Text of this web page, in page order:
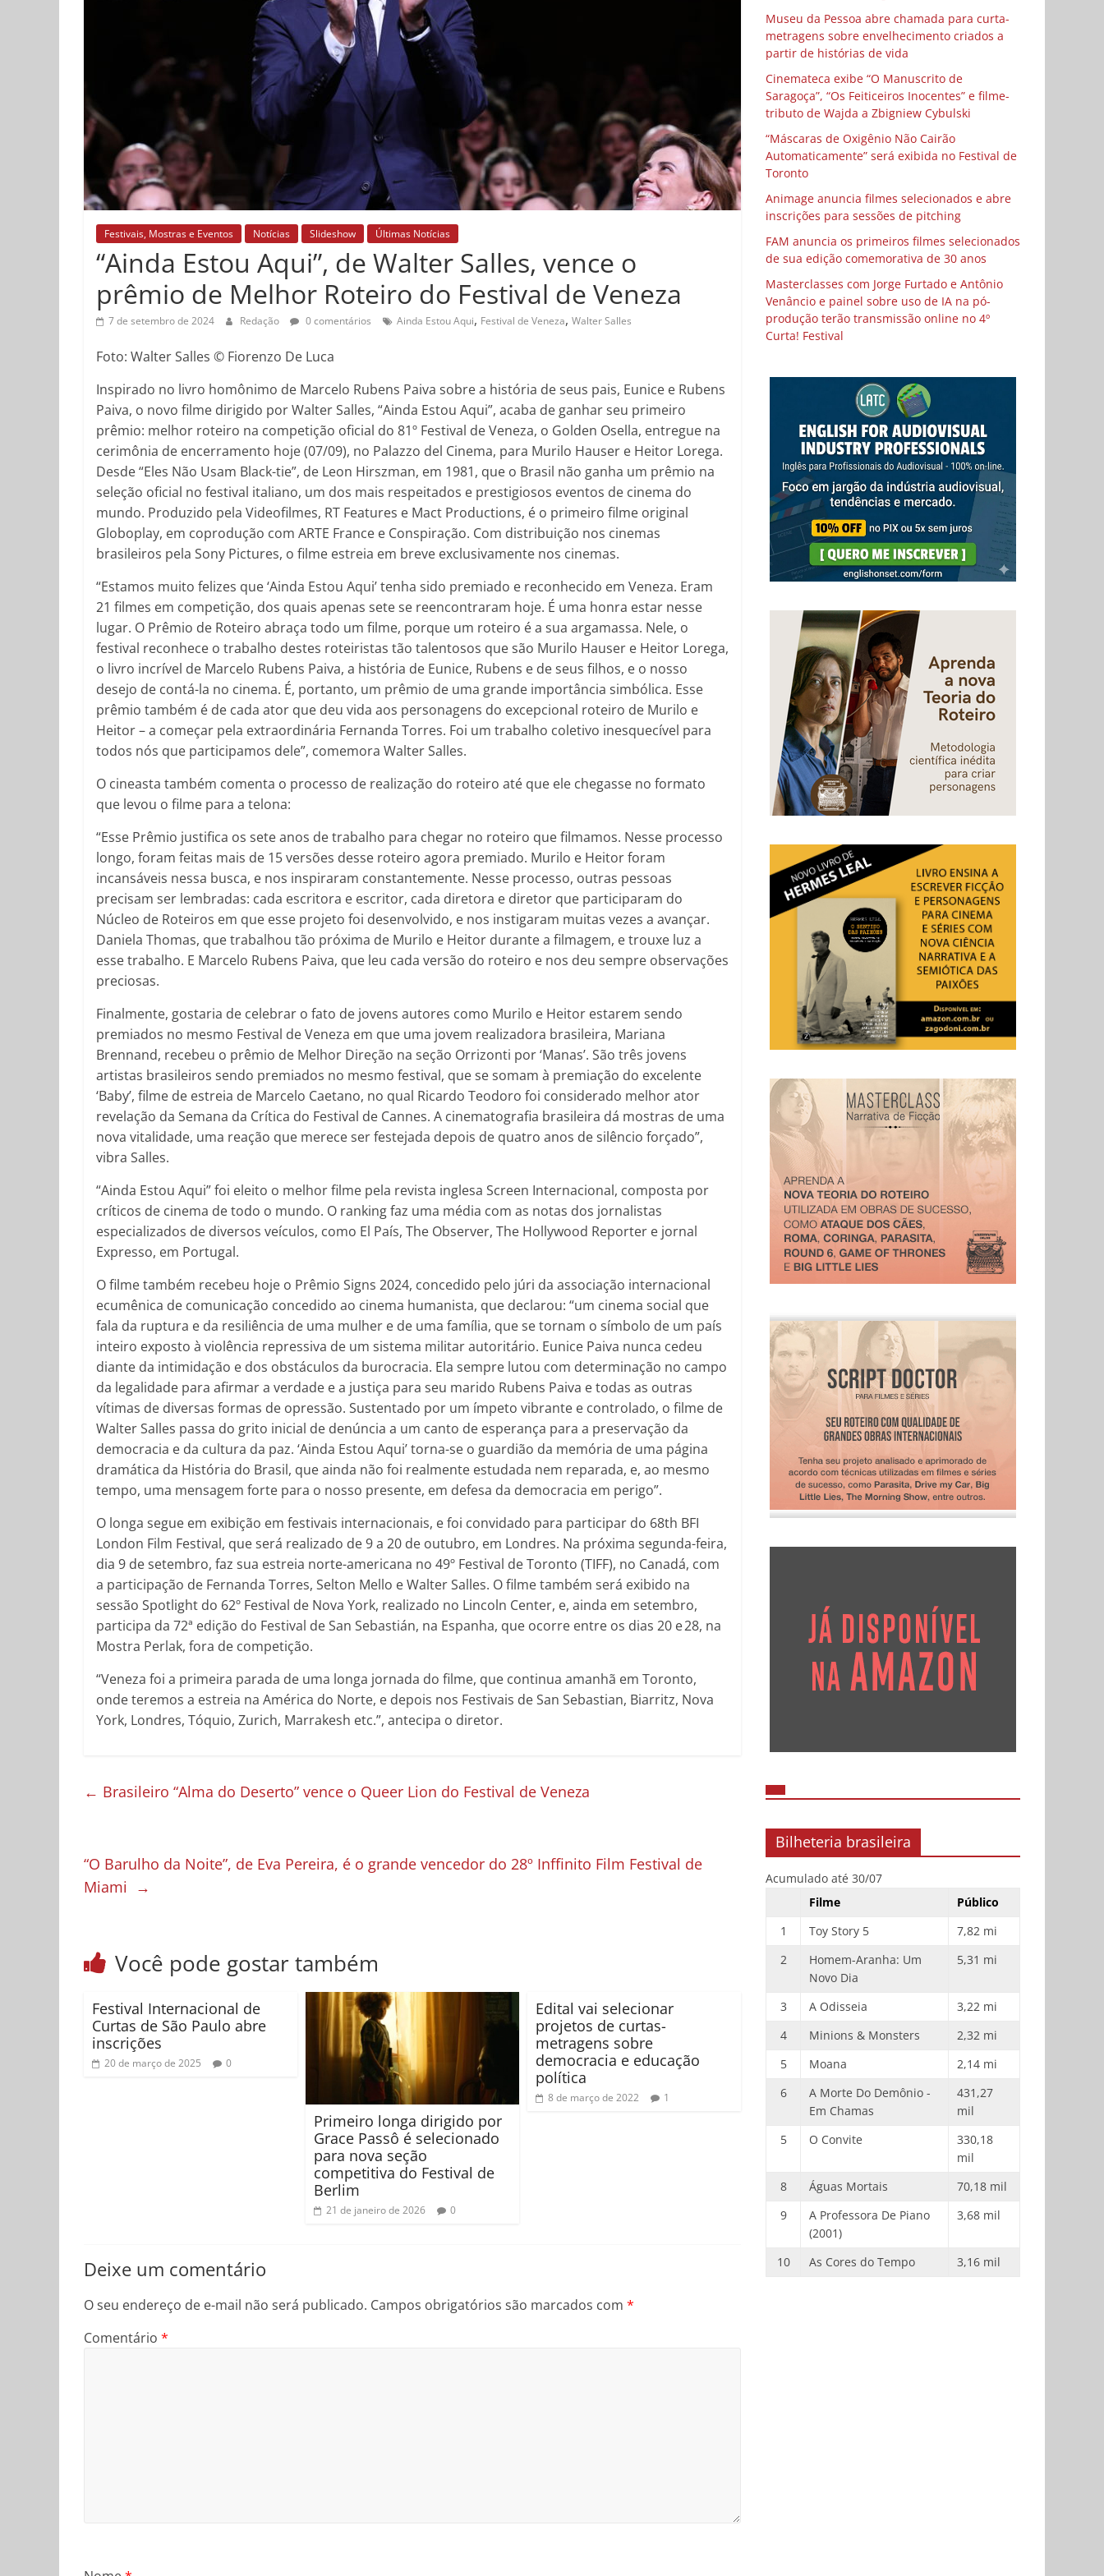
Festivais, Mostras e Eventos Notícias Slideshow Últimas Notícias
“Ainda Estou Aqui”, de Walter Salles, vence o
prêmio de Melhor Roteiro do Festival de Veneza
7 de setembro de 2024 Redação 0 comentários Ainda Estou Aqui, Festival de Veneza, Walter Salles
Foto: Walter Salles © Fiorenzo De Luca
Inspirado no livro homônimo de Marcelo Rubens Paiva sobre a história de seus pais, Eunice e Rubens
Paiva, o novo filme dirigido por Walter Salles, “Ainda Estou Aqui”, acaba de ganhar seu primeiro
prêmio: melhor roteiro na competição oficial do 81º Festival de Veneza, o Golden Osella, entregue na
cerimônia de encerramento hoje (07/09), no Palazzo del Cinema, para Murilo Hauser e Heitor Lorega.
Desde “Eles Não Usam Black-tie”, de Leon Hirszman, em 1981, que o Brasil não ganha um prêmio na
seleção oficial no festival italiano, um dos mais respeitados e prestigiosos eventos de cinema do
mundo. Produzido pela Videofilmes, RT Features e Mact Productions, é o primeiro filme original
Globoplay, em coprodução com ARTE France e Conspiração. Com distribuição nos cinemas
brasileiros pela Sony Pictures, o filme estreia em breve exclusivamente nos cinemas.
“Estamos muito felizes que ‘Ainda Estou Aqui’ tenha sido premiado e reconhecido em Veneza. Eram
21 filmes em competição, dos quais apenas sete se reencontraram hoje. É uma honra estar nesse
lugar. O Prêmio de Roteiro abraça todo um filme, porque um roteiro é a sua argamassa. Nele, o
festival reconhece o trabalho destes roteiristas tão talentosos que são Murilo Hauser e Heitor Lorega,
o livro incrível de Marcelo Rubens Paiva, a história de Eunice, Rubens e de seus filhos, e o nosso
desejo de contá-la no cinema. É, portanto, um prêmio de uma grande importância simbólica. Esse
prêmio também é de cada ator que deu vida aos personagens do excepcional roteiro de Murilo e
Heitor – a começar pela extraordinária Fernanda Torres. Foi um trabalho coletivo inesquecível para
todos nós que participamos dele”, comemora Walter Salles.
O cineasta também comenta o processo de realização do roteiro até que ele chegasse no formato
que levou o filme para a telona:
“Esse Prêmio justifica os sete anos de trabalho para chegar no roteiro que filmamos. Nesse processo
longo, foram feitas mais de 15 versões desse roteiro agora premiado. Murilo e Heitor foram
incansáveis nessa busca, e nos inspiraram constantemente. Nesse processo, outras pessoas
precisam ser lembradas: cada escritora e escritor, cada diretora e diretor que participaram do
Núcleo de Roteiros em que esse projeto foi desenvolvido, e nos instigaram muitas vezes a avançar.
Daniela Thomas, que trabalhou tão próxima de Murilo e Heitor durante a filmagem, e trouxe luz a
esse trabalho. E Marcelo Rubens Paiva, que leu cada versão do roteiro e nos deu sempre observações
preciosas.
Finalmente, gostaria de celebrar o fato de jovens autores como Murilo e Heitor estarem sendo
premiados no mesmo Festival de Veneza em que uma jovem realizadora brasileira, Mariana
Brennand, recebeu o prêmio de Melhor Direção na seção Orrizonti por ‘Manas’. São três jovens
artistas brasileiros sendo premiados no mesmo festival, que se somam à premiação do excelente
‘Baby’, filme de estreia de Marcelo Caetano, no qual Ricardo Teodoro foi considerado melhor ator
revelação da Semana da Crítica do Festival de Cannes. A cinematografia brasileira dá mostras de uma
nova vitalidade, uma reação que merece ser festejada depois de quatro anos de silêncio forçado”,
vibra Salles.
“Ainda Estou Aqui” foi eleito o melhor filme pela revista inglesa Screen Internacional, composta por
críticos de cinema de todo o mundo. O ranking faz uma média com as notas dos jornalistas
especializados de diversos veículos, como El País, The Observer, The Hollywood Reporter e jornal
Expresso, em Portugal.
O filme também recebeu hoje o Prêmio Signs 2024, concedido pelo júri da associação internacional
ecumênica de comunicação concedido ao cinema humanista, que declarou: “um cinema social que
fala da ruptura e da resiliência de uma mulher e de uma família, que se tornam o símbolo de um país
inteiro exposto à violência repressiva de um sistema militar autoritário. Eunice Paiva nunca cedeu
diante da intimidação e dos obstáculos da burocracia. Ela sempre lutou com determinação no campo
da legalidade para afirmar a verdade e a justiça para seu marido Rubens Paiva e todas as outras
vítimas de diversas formas de opressão. Sustentado por um ímpeto vibrante e controlado, o filme de
Walter Salles passa do grito inicial de denúncia a um canto de esperança para a preservação da
democracia e da cultura da paz. ‘Ainda Estou Aqui’ torna-se o guardião da memória de uma página
dramática da História do Brasil, que ainda não foi realmente estudada nem reparada, e, ao mesmo
tempo, uma mensagem forte para o nosso presente, em defesa da democracia em perigo”.
O longa segue em exibição em festivais internacionais, e foi convidado para participar do 68th BFI
London Film Festival, que será realizado de 9 a 20 de outubro, em Londres. Na próxima segunda-feira,
dia 9 de setembro, faz sua estreia norte-americana no 49º Festival de Toronto (TIFF), no Canadá, com
a participação de Fernanda Torres, Selton Mello e Walter Salles. O filme também será exibido na
sessão Spotlight do 62º Festival de Nova York, realizado no Lincoln Center, e, ainda em setembro,
participa da 72ª edição do Festival de San Sebastián, na Espanha, que ocorre entre os dias 20 e 28, na
Mostra Perlak, fora de competição.
“Veneza foi a primeira parada de uma longa jornada do filme, que continua amanhã em Toronto,
onde teremos a estreia na América do Norte, e depois nos Festivais de San Sebastian, Biarritz, Nova
York, Londres, Tóquio, Zurich, Marrakesh etc.”, antecipa o diretor.
← Brasileiro “Alma do Deserto” vence o Queer Lion do Festival de Veneza
“O Barulho da Noite”, de Eva Pereira, é o grande vencedor do 28º Inffinito Film Festival de
Miami
→
Você pode gostar também
Festival Internacional de
Curtas de São Paulo abre
inscrições
20 de março de 2025 0
Primeiro longa dirigido por
Grace Passô é selecionado
para nova seção
competitiva do Festival de
Berlim
21 de janeiro de 2026 0
Edital vai selecionar
projetos de curtas-
metragens sobre
democracia e educação
política
8 de março de 2022 1
Deixe um comentário
O seu endereço de e-mail não será publicado. Campos obrigatórios são marcados com *
Comentário *
Museu da Pessoa abre chamada para curta-
metragens sobre envelhecimento criados a
partir de histórias de vida
Cinemateca exibe “O Manuscrito de
Saragoça”, “Os Feiticeiros Inocentes” e filme-
tributo de Wajda a Zbigniew Cybulski
“Máscaras de Oxigênio Não Cairão
Automaticamente” será exibida no Festival de
Toronto
Animage anuncia filmes selecionados e abre
inscrições para sessões de pitching
FAM anuncia os primeiros filmes selecionados
de sua edição comemorativa de 30 anos
Masterclasses com Jorge Furtado e Antônio
Venâncio e painel sobre uso de IA na pó-
produção terão transmissão online no 4º
Curta! Festival
Bilheteria brasileira
Acumulado até 30/07
Filme
Público
1
Toy Story 5
7,82 mi
2
Homem-Aranha: Um
Novo Dia
5,31 mi
3 A Odisseia
3,22 mi
4
Minions & Monsters
2,32 mi
5
Moana
2,14 mi
6
A Morte Do Demônio -
Em Chamas
431,27
mil
5
O Convite
330,18
mil
8
Águas Mortais
70,18 mil
9
A Professora De Piano
(2001)
3,68 mil
10 As Cores do Tempo 3,16 mil